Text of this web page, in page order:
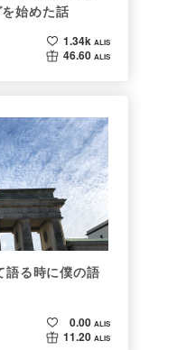
始めた話
1.34k ALIS
46.60 ALIS
る時に僕の語
0.00 ALIS
11.20 ALIS